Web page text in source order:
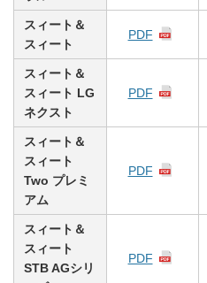
スィート＆
スィート
PDF
スィート＆
スィート LG
ネクスト
PDF
スィート＆
スィート
Two プレミ
アム
PDF
スィート＆
スィート
STB AGシリ
PDF